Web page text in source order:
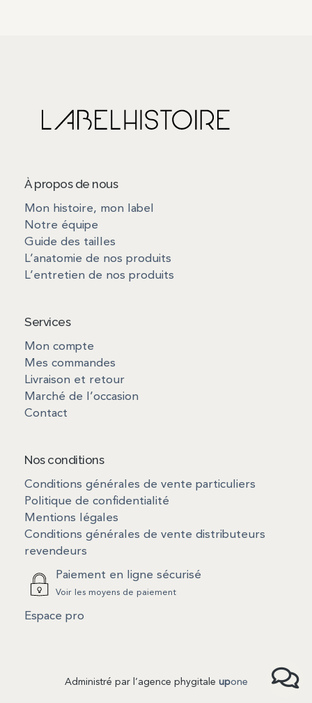
À propos de nous
Mon histoire, mon label
Notre équipe
Guide des tailles
L’anatomie de nos produits
L’entretien de nos produits
Services
Mon compte
Mes commandes
Livraison et retour
Marché de l’occasion
Contact
Nos conditions
Conditions générales de vente particuliers
Politique de confidentialité
Mentions légales
Conditions générales de vente distributeurs
revendeurs
Paiement en ligne sécurisé
Voir les moyens de paiement
Espace pro
Administré par l’agence phygitale upone